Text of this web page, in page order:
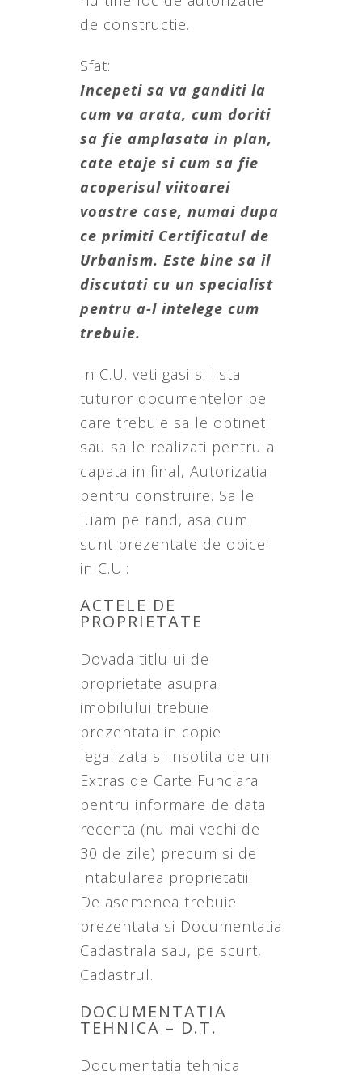
de constructie.
Sfat:
Incepeti sa va ganditi la
cum va arata, cum doriti
sa fie amplasata in plan,
cate etaje si cum sa fie
acoperisul viitoarei
voastre case, numai dupa
ce primiti Certificatul de
Urbanism. Este bine sa il
discutati cu un specialist
pentru a-l intelege cum
trebuie.
In C.U. veti gasi si lista
tuturor documentelor pe
care trebuie sa le obtineti
sau sa le realizati pentru a
capata in final, Autorizatia
pentru construire. Sa le
luam pe rand, asa cum
sunt prezentate de obicei
in C.U.:
ACTELE DE
PROPRIETATE
Dovada titlului de
proprietate asupra
imobilului trebuie
prezentata in copie
legalizata si insotita de un
Extras de Carte Funciara
pentru informare de data
recenta (nu mai vechi de
30 de zile) precum si de
Intabularea proprietatii.
De asemenea trebuie
prezentata si Documentatia
Cadastrala sau, pe scurt,
Cadastrul.
DOCUMENTATIA
TEHNICA – D.T.
Documentatia tehnica